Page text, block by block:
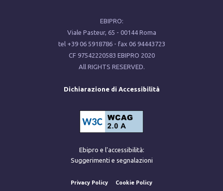
EBIPRO:
Viale Pasteur, ‍65 - 00144 Roma
tel ‍+39 ‍06 5918786 - fax ‍06 94443723
CF ‍97542220583 EBIPRO 2020
All RIGHTS RESERVED.
Dichiarazione di Accessibilità
Ebipro e l'accessibilità:
Suggerimenti e segnalazioni
Privacy Policy Cookie Policy